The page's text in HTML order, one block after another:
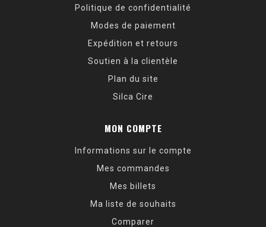
Politique de confidentialité
Modes de paiement
Expédition et retours
Soutien à la clientèle
Plan du site
Silca Cire
MON COMPTE
Informations sur le compte
Mes commandes
Mes billets
Ma liste de souhaits
Comparer